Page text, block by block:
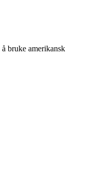
bruke amerikansk